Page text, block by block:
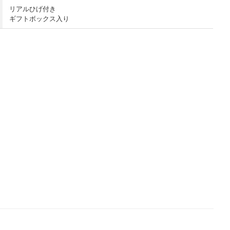
リアルひげ付き
ギフトボックス入り